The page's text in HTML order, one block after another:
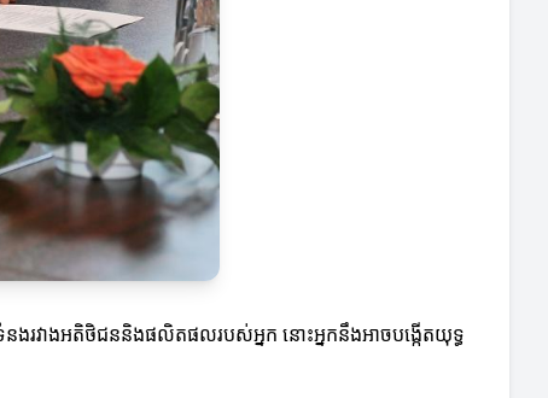
រវាងអតិថិជននិងផលិតផលរបស់អ្នក នោះអ្នកនឹងអាចបង្កើតយុទ្ធ